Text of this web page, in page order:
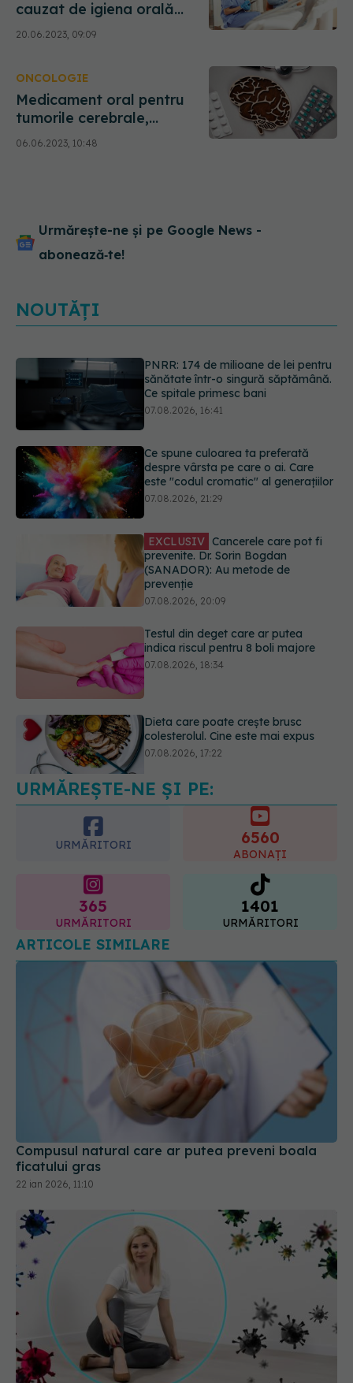
cauzat de igiena orală
precară. Fejer, avertisment:
În România o persoană
menținerea sănătății orale
20.06.2023, 09:09
ONCOLOGIE
Medicament oral pentru
tumorile cerebrale,
rezultate promițătoare.
Cercetător: Produce o
06.06.2023, 10:48
Urmărește-ne și pe Google News -
abonează‑te!
NOUTĂȚI
PNRR: 174 de milioane de lei pentru
sănătate într-o singură săptămână.
Ce spitale primesc bani
07.08.2026, 16:41
Ce spune culoarea ta preferată
despre vârsta pe care o ai. Care
este "codul cromatic" al generațiilor
07.08.2026, 21:29
EXCLUSIV Cancerele care pot fi
prevenite. Dr. Sorin Bogdan
(SANADOR): Au metode de
prevenție
07.08.2026, 20:09
Testul din deget care ar putea
indica riscul pentru 8 boli majore
07.08.2026, 18:34
Dieta care poate crește brusc
colesterolul. Cine este mai expus
07.08.2026, 17:22
URMĂREȘTE-NE ȘI PE:
URMĂRITORI 6560
ABONAȚI
365
URMĂRITORI
1401
URMĂRITORI
ARTICOLE SIMILARE
Compusul natural care ar putea preveni boala
ficatului gras
22 ian 2026, 11:10